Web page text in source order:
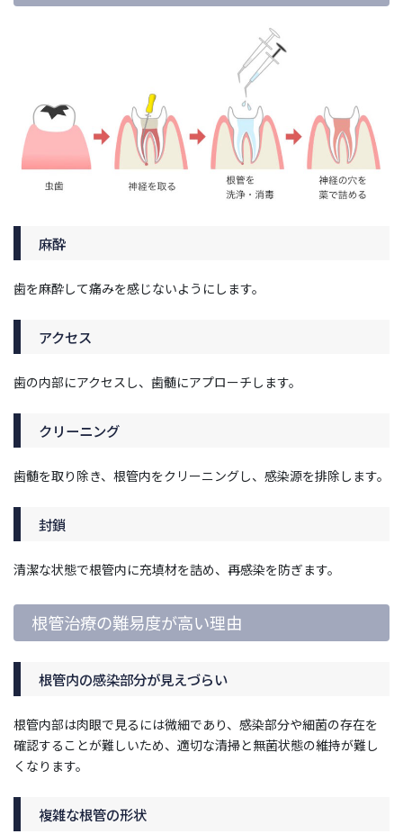
麻酔
歯を麻酔して痛みを感じないようにします。
アクセス
歯の内部にアクセスし、歯髄にアプローチします。
クリーニング
歯髄を取り除き、根管内をクリーニングし、感染源を排除します。
封鎖
清潔な状態で根管内に充填材を詰め、再感染を防ぎます。
根管治療の難易度が高い理由
根管内の感染部分が見えづらい
根管内部は肉眼で見るには微細であり、感染部分や細菌の存在を
確認することが難しいため、適切な清掃と無菌状態の維持が難し
くなります。
複雑な根管の形状